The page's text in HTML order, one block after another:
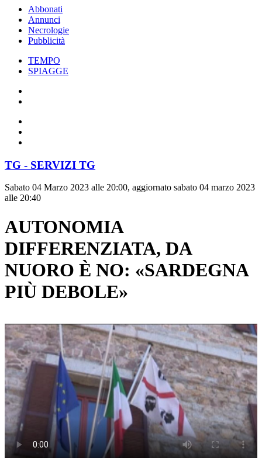
Abbonati
Annunci
Necrologie
Pubblicità
TEMPO
SPIAGGE
TG - SERVIZI TG
Sabato 04 Marzo 2023 alle 20:00, aggiornato sabato 04 marzo 2023
alle 20:40
AUTONOMIA
DIFFERENZIATA, DA
NUORO È NO: «SARDEGNA
PIÙ DEBOLE»